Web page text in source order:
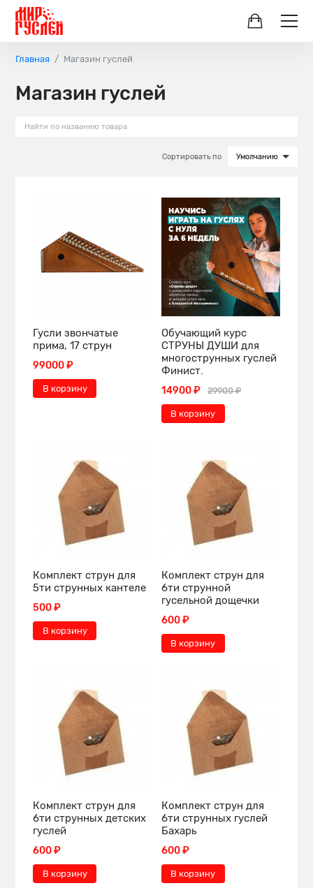
Главная Магазин гуслей
Магазин гуслей
Сортировать по Умолчанию
Гусли звончатые
прима, 17 струн
99000 ₽
В корзину
Обучающий курс
СТРУНЫ ДУШИ для
многострунных гуслей
Финист.
14900 ₽ 29900 ₽
В корзину
Комплект струн для
5ти струнных кантеле
500 ₽
В корзину
Комплект струн для
6ти струнной
гусельной дощечки
600 ₽
В корзину
Комплект струн для
6ти струнных детских
гуслей
600 ₽
В корзину
Комплект струн для
6ти струнных гуслей
Бахарь
600 ₽
В корзину